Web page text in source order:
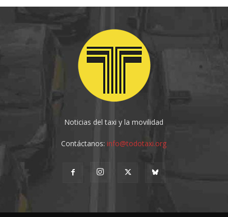
Noticias del taxi y la movilidad
Contáctanos:info@todotaxi.org